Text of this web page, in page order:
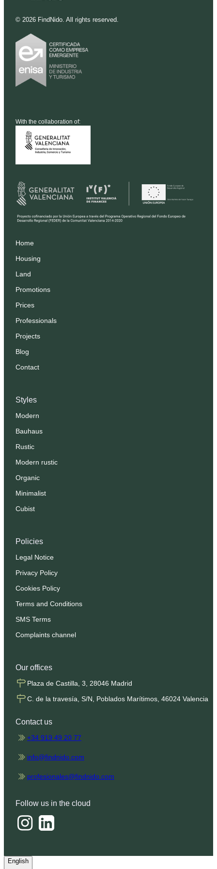
© 2026 FindNido. All rights reserved.
With the collaboration of:
Styles
Modern
Bauhaus
Rustic
Modern rustic
Organic
Minimalist
Cubist
Policies
Legal Notice
Privacy Policy
Cookies Policy
Terms and Conditions
SMS Terms
Complaints channel
Home
Housing
Land
Promotions
Prices
Professionals
Projects
Blog
Contact
Our offices
Plaza de Castilla, 3, 28046 Madrid
C. de la travesía, S/N, Poblados Marítimos, 46024 Valencia
Contact us
+34 919 49 20 77
info@findnido.com
profesionales@findnido.com
Follow us in the cloud
English